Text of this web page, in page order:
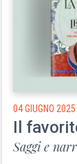
04 GIUGNO 2025
Il
Saggi e